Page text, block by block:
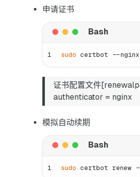
申请证书
1 sudo certbot --
证书配置文件
authenticator = nginx
模拟自动续期
1 sudo certbot renew